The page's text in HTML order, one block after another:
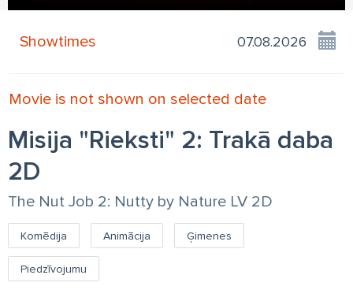
Showtimes
Movie is not shown on selected date
Misija "Rieksti" 2: Trakā daba
2D
The Nut Job 2: Nutty by Nature LV 2D
Komēdija Animācija Ģimenes
Piedzīvojumu